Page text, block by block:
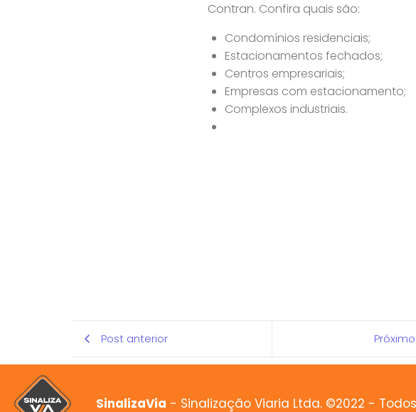
Contran. Confira quais são:
Condomínios residenciais;
Estacionamentos fechados;
Centros empresariais;
Empresas com estacionamento;
Complexos industriais.
Post anterior
SinalizaVia - Sinalização Viaria Ltda. ©2022 -